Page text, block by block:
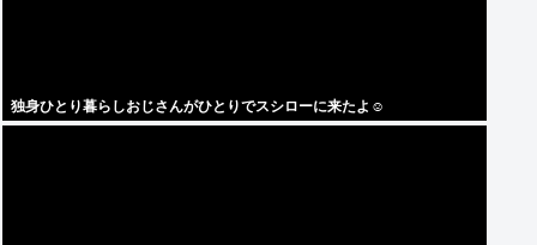
独身ひとり暮らしおじさんがひとりでスシローに来たよ☺